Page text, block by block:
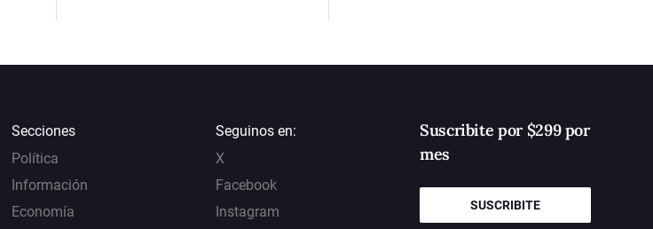
Secciones
Política
Información
Economía
Seguinos en:
X
Facebook
Instagram
Suscribite por $299 por
mes
SUSCRIBITE